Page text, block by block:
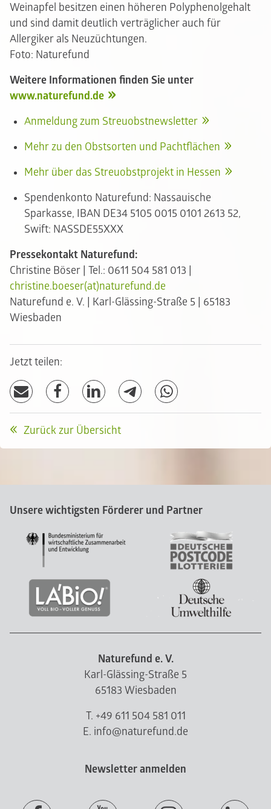
Weinapfel besitzen einen höheren Polyphenolgehalt
und sind damit deutlich verträglicher auch für
Allergiker als Neuzüchtungen.
Foto: Naturefund
Weitere Informationen finden Sie unter
www.naturefund.de
Anmeldung zum Streuobstnewsletter
Mehr zu den Obstsorten und Pachtflächen
Mehr über das Streuobstprojekt in Hessen
Spendenkonto Naturefund: Nassauische
Sparkasse, IBAN DE34 5105 0015 0101 2613 52,
Swift: NASSDE55XXX
Pressekontakt Naturefund:
Christine Böser | Tel.: 0611 504 581 013 |
christine.boeser(at)naturefund.de
Naturefund e. V. | Karl-Glässing-Straße 5 | 65183
Wiesbaden
Jetzt teilen:
Zurück zur Übersicht
Unsere wichtigsten Förderer und Partner
Naturefund e. V.
Karl-Glässing-Straße 5
65183 Wiesbaden
T. +49 611 504 581 011
E. info@naturefund.de
Newsletter anmelden